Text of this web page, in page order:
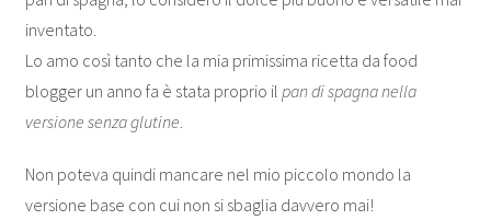
inventato.
Lo amo così tanto che la mia primissima ricetta da food
blogger un anno fa è stata proprio il pan di spagna nella
versione senza glutine
Non poteva quindi mancare nel mio piccolo mondo la
versione base con cui non si sbaglia davvero mai!